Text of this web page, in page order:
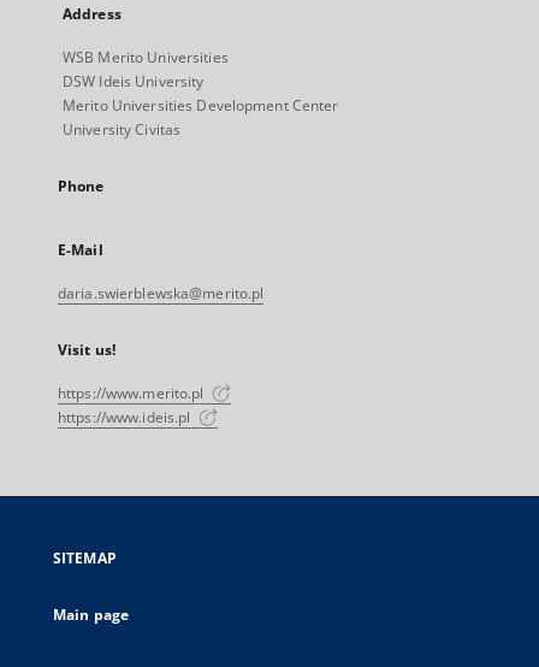
Address
WSB Merito Universities
DSW Ideis University
Merito Universities Development Center
University Civitas
Phone
E-Mail
daria.swierblewska@merito.pl
Visit us!
https://www.merito.pl
https://www.ideis.pl
SITEMAP
Main page